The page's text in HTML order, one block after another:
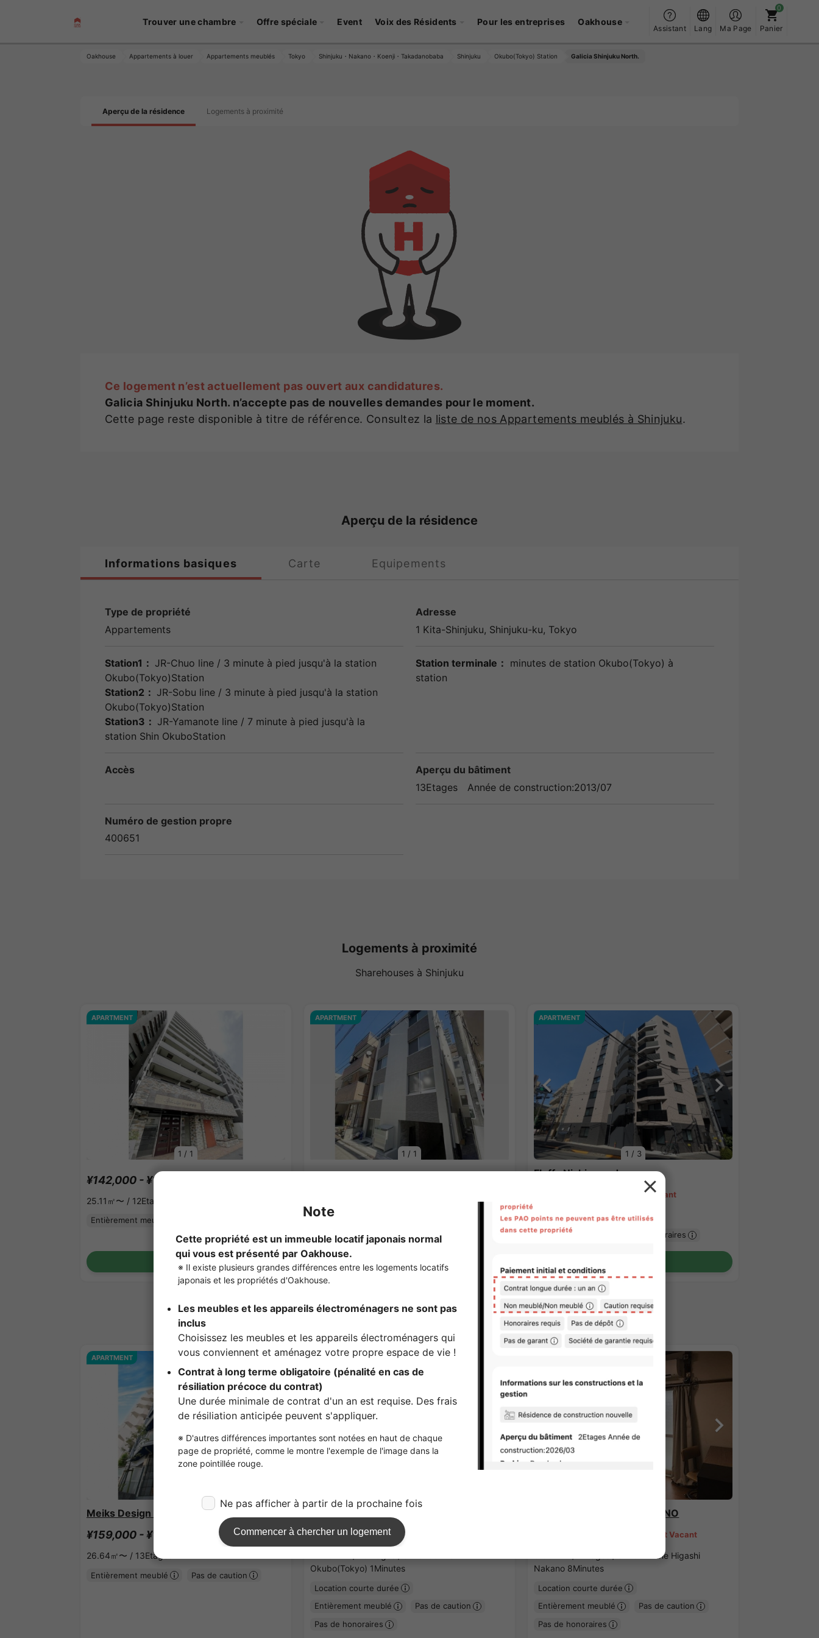
Trouver une chambre Offre spéciale Event Voix des Résidents Pour les entreprises Oakhouse
Assistant Lang Ma Page Panier
Oakhouse Appartements à louer Appartements meublés Tokyo Shinjuku・Nakano・Koenji・Takadanobaba Shinjuku Okubo(Tokyo) Station Galicia Shinjuku North.
Aperçu de la résidence Logements à proximité
Ce logement n’est actuellement pas ouvert aux candidatures.
Galicia Shinjuku North. n’accepte pas de nouvelles demandes pour le moment.
Cette page reste disponible à titre de référence. Consultez la liste de nos Appartements meublés à Shinjuku.
Aperçu de la résidence
Informations basiques Carte Equipements
Type de propriété
Appartements
Adresse
1 Kita-Shinjuku, Shinjuku-ku, Tokyo
Station1： JR-Chuo line / 3 minute à pied jusqu'à la station
Okubo(Tokyo)Station
Station2： JR-Sobu line / 3 minute à pied jusqu'à la station
Okubo(Tokyo)Station
Station3： JR-Yamanote line / 7 minute à pied jusqu'à la
station Shin OkuboStation
Station terminale： minutes de station Okubo(Tokyo) à
station
Accès
Aperçu du bâtiment
13Etages
Année de construction:2013/07
Numéro de gestion propre
400651
Logements à proximité
Sharehouses à Shinjuku
1 / 1
APARTMENT
¥142,000 - ¥142,000
25.11㎡〜 / 12Etages
Entièrement meublé
Voir les détails
1 / 1
APARTMENT
Entièrement meublé
Voir les détails
1 / 3
APARTMENT
Fluffy Nishiwaseda.
Vacant
20.84㎡〜 /8Etages
Pas de caution Pas de honoraires
Sharehouses à Okubo(Tokyo) Station
APARTMENT
Meiks Design Nishi-Shinjuku.
¥159,000 - ¥162,000 Bientôt Vacant
26.64㎡〜 / 13Etages
Entièrement meublé Pas de caution
APARTMENT
SHINJUKU OLYMPIC APARTMENT
¥125,000 - ¥125,000
Okubo(Tokyo) 1Minutes
Location courte durée
Entièrement meublé
Pas de caution
Pas de honoraires
OAKHOUSE HIGASHI NAKANO
Bientôt Vacant
JR-Chuo line Higashi
Nakano 8Minutes
Location courte durée
Entièrement meublé
Pas de caution
Pas de honoraires